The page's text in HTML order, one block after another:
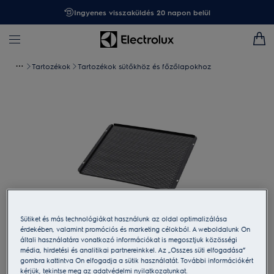
Ingyenes visszaküldés 20 napon belül
Tartozékok Tartozékok sütőkhöz és főzőlapokhoz
Koppintson a nagyításhoz
Sütiket és más technológiákat használunk az oldal optimalizálása
érdekében, valamint promóciós és marketing célokból. A weboldalunk Ön
általi használatára vonatkozó információkat is megosztjuk közösségi
média, hirdetési és analitikai partnereinkkel. Az „Összes süti elfogadása”
gombra kattintva Ön elfogadja a sütik használatát. További információkért
kérjük, tekintse meg az adatvédelmi nyilatkozatunkat.